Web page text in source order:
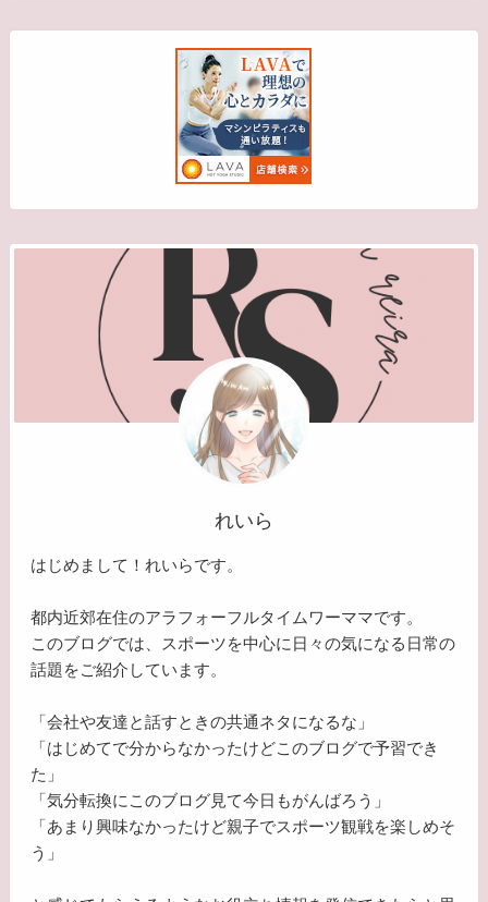
れいら
はじめまして！れいらです。
都内近郊在住のアラフォーフルタイムワーママです。
このブログでは、スポーツを中心に日々の気になる日常の
話題をご紹介しています。
「会社や友達と話すときの共通ネタになるな」
「はじめてで分からなかったけどこのブログで予習でき
た」
「気分転換にこのブログ見て今日もがんばろう」
「あまり興味なかったけど親子でスポーツ観戦を楽しめそ
う」